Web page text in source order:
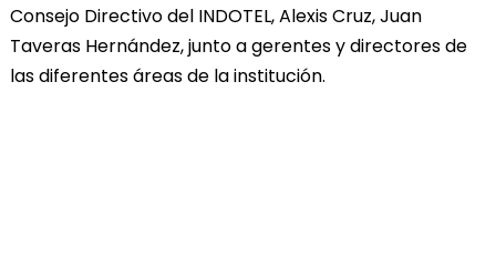
Consejo Directivo del INDOTEL, Alexis Cruz, Juan
Taveras Hernández, junto a gerentes y directores de
las diferentes áreas de la institución.